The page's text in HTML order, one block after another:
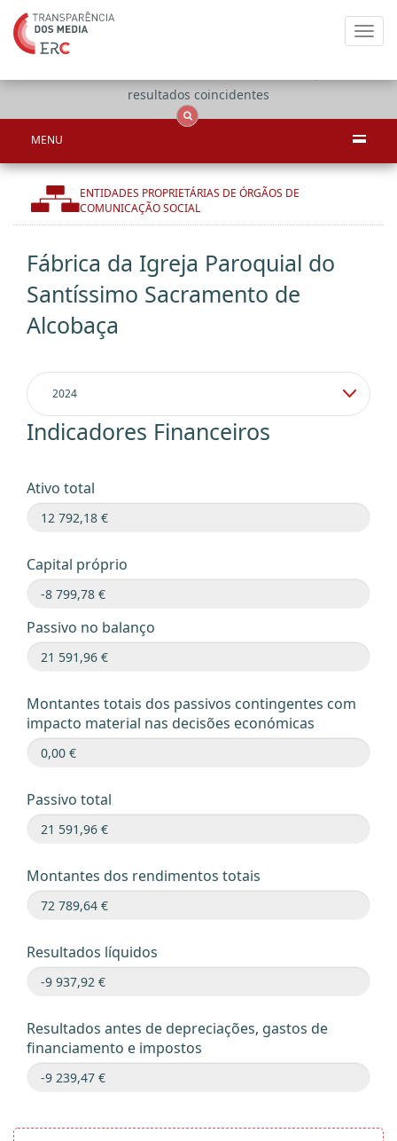
resultados coincidentes
MENU
ENTIDADES PROPRIETÁRIAS DE ÓRGÃOS DE
COMUNICAÇÃO SOCIAL
Fábrica da Igreja Paroquial do
Santíssimo Sacramento de
Alcobaça
Indicadores Financeiros
Ativo total
Capital próprio
Passivo no balanço
Montantes totais dos passivos contingentes com
impacto material nas decisões económicas
Passivo total
Montantes dos rendimentos totais
Resultados líquidos
Resultados antes de depreciações, gastos de
financiamento e impostos